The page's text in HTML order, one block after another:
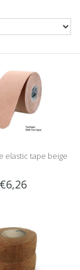
elastic tape beige
€6,26